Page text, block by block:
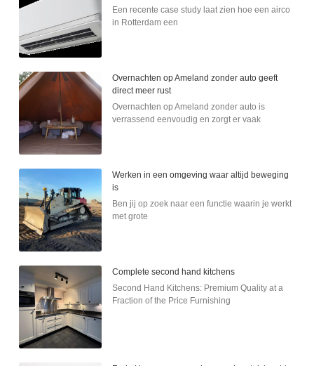
Een recente case study laat zien hoe een airco
in Rotterdam een
Overnachten op Ameland zonder auto geeft
direct meer rust
Overnachten op Ameland zonder auto is
verrassend eenvoudig en zorgt er vaak
Werken in een omgeving waar altijd beweging
is
Ben jij op zoek naar een functie waarin je werkt
met grote
Complete second hand kitchens
Second Hand Kitchens: Premium Quality at a
Fraction of the Price Furnishing